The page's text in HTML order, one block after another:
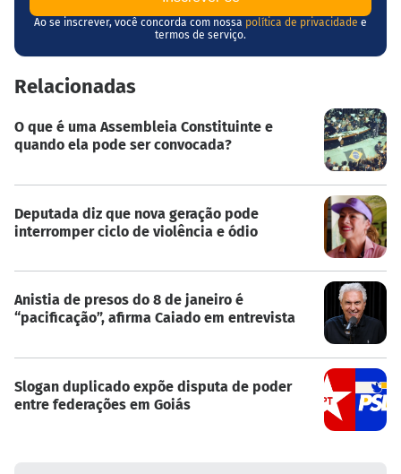
Ao se inscrever, você concorda com nossa política de privacidade e
termos de serviço.
Relacionadas
O que é uma Assembleia Constituinte e
quando ela pode ser convocada?
Deputada diz que nova geração pode
interromper ciclo de violência e ódio
Anistia de presos do 8 de janeiro é
“pacificação”, afirma Caiado em entrevista
Slogan duplicado expõe disputa de poder
entre federações em Goiás